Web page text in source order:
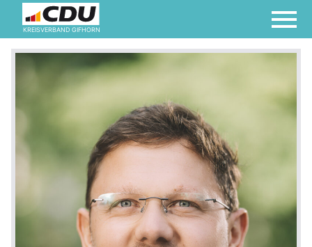
KREISVERBAND GIFHORN